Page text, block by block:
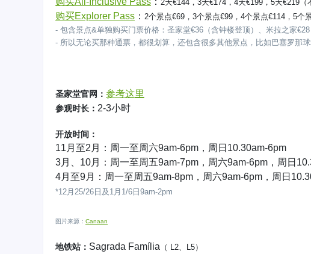
2天€144，3天€174，4天€199，5天€219（
购买Explorer Pass ： 2个景点€69，3个景点€99，4个景点€114，5个
- 包含景点&单独购买门票价格：圣家堂€36（含钟楼登顶）、米拉之家
- 所以无论买那种通票，都很划算，还包含很多其他景点，比如巴塞罗那
圣家堂官网： 参考这里
参观时长： 2-3小时
开放时间：
11月至2月：周一至周六9am-6pm，周日10.30am-6pm
3月、10月：周一至周五9am-7pm，周六9am-6pm，周日
4月至9月：周一至周五9am-8pm，周六9am-6pm，周日
*12月25/26日及1月1/6日9am-2pm
图片来源： Canaan
地铁站： Sagrada Família （ L2、L5）